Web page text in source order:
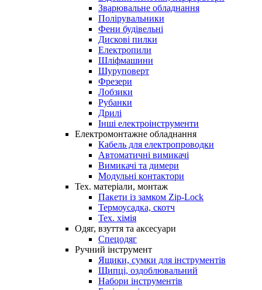
Зварювальне обладнання
Полірувальники
Фени будівельні
Дискові пилки
Електропили
Шліфмашини
Шуруповерт
Фрезери
Лобзики
Рубанки
Дрилі
Інші електроінструменти
Електромонтажне обладнання
Кабель для електропроводки
Автоматичні вимикачі
Вимикачі та димери
Модульні контактори
Тех. матеріали, монтаж
Пакети із замком Zip-Lock
Термоусадка, скотч
Тех. хімія
Одяг, взуття та аксесуари
Спецодяг
Ручний інструмент
Ящики, сумки для інструментів
Щипці, оздоблювальний
Набори інструментів